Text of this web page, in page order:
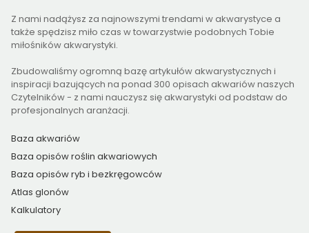
Z nami nadążysz za najnowszymi trendami w akwarystyce a
także spędzisz miło czas w towarzystwie podobnych Tobie
miłośników akwarystyki.
Zbudowaliśmy ogromną bazę artykułów akwarystycznych i
inspiracji bazujących na ponad 300 opisach akwariów naszych
Czytelników - z nami nauczysz się akwarystyki od podstaw do
profesjonalnych aranżacji.
Baza akwariów
Baza opisów roślin akwariowych
Baza opisów ryb i bezkręgowców
Atlas glonów
Kalkulatory